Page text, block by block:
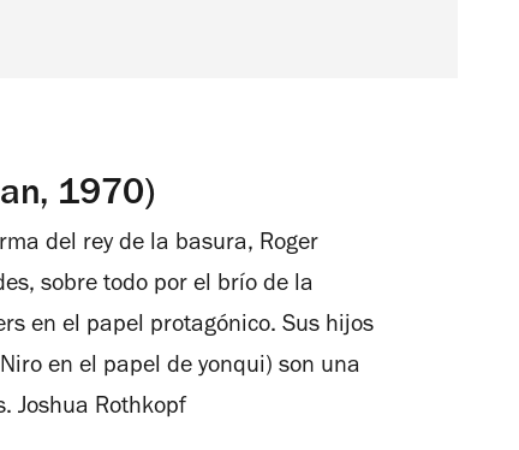
1970)
del rey de la basura, Roger
sobre todo por el brío de la
en el papel protagónico. Sus hijos
en el papel de yonqui) son una
Joshua Rothkopf